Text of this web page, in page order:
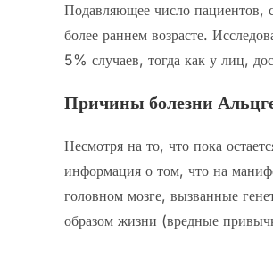
Подавляющее число пациентов,
более раннем возрасте.
5% случаев, тогда как у лиц,
Причины болезни
Несмотря на то, что пока
информация о том, что на
головном мозге, вызванные
образом жизни (вредные